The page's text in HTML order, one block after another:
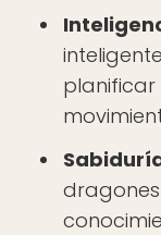
planificar